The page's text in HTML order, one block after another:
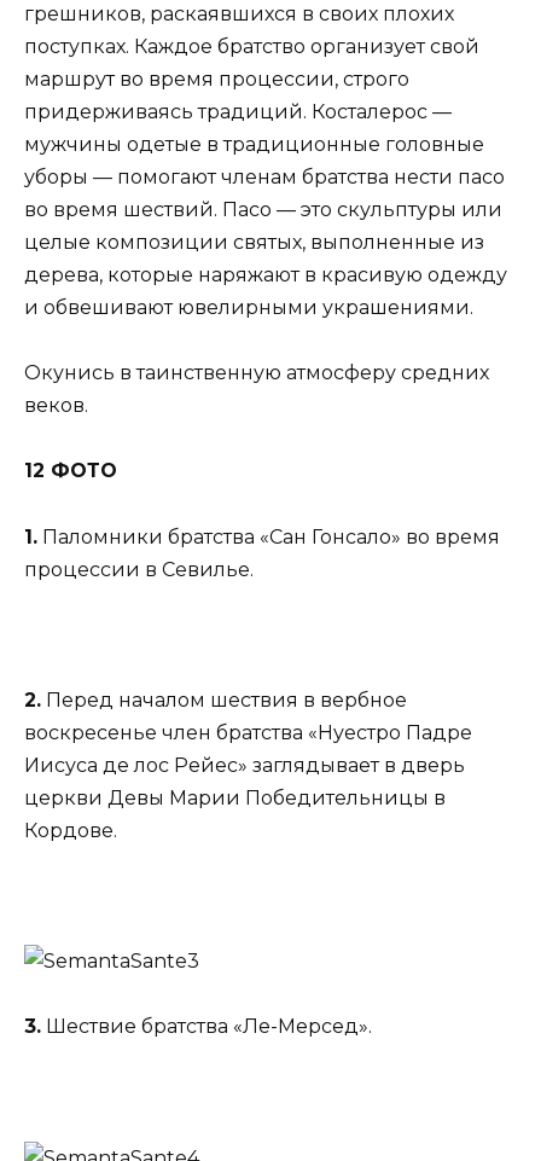
грешников, раскаявшихся в своих плохих
поступках. Каждое братство организует свой
маршрут во время процессии, строго
придерживаясь традиций. Косталерос —
мужчины одетые в традиционные головные
уборы — помогают членам братства нести пасо
во время шествий. Пасо — это скульптуры или
целые композиции святых, выполненные из
дерева, которые наряжают в красивую одежду
и обвешивают ювелирными украшениями.
Окунись в таинственную атмосферу средних
веков.
12 ФОТО
1. Паломники братства «Сан Гонсало» во время
процессии в Севилье.
2. Перед началом шествия в вербное
воскресенье член братства «Нуестро Падре
Иисуса де лос Рейес» заглядывает в дверь
церкви Девы Марии Победительницы в
Кордове.
3. Шествие братства «Ле-Мерсед».